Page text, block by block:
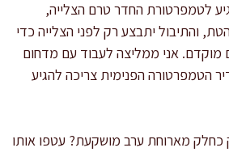
לטמפרטורת החדר טרם הצלייה,
והתיבול יתבצע רק לפני הצלייה כדי
מוקדם. אני ממליצה לעבוד עם מדחום
הטמפרטורה הפנימית צריכה להגיע
כחלק מארוחת ערב מושקעת? עטפו אותו